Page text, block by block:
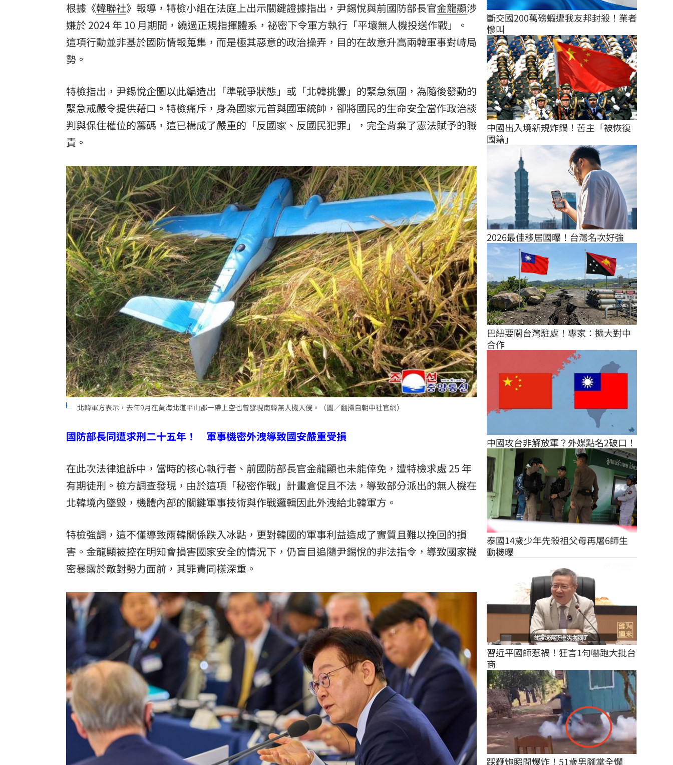
根據《韓聯社》報導，特檢小組在法庭上出示關鍵證據指出，尹錫悅與前國防部長官金龍顯涉
嫌於 2024 年 10 月期間，繞過正規指揮體系，祕密下令軍方執行「平壤無人機投送作戰」。
這項行動並非基於國防情報蒐集，而是極其惡意的政治操弄，目的在故意升高兩韓軍事對峙局
勢。
特檢指出，尹錫悅企圖以此編造出「準戰爭狀態」或「北韓挑釁」的緊急氛圍，為隨後發動的
緊急戒嚴令提供藉口。特檢痛斥，身為國家元首與國軍統帥，卻將國民的生命安全當作政治談
判與保住權位的籌碼，這已構成了嚴重的「反國家、反國民犯罪」，完全背棄了憲法賦予的職
責。
北韓軍方表示，去年9月在黃海北道平山郡一帶上空也曾發現南韓無人機入侵。（圖／翻攝自朝中社官網）
國防部長同遭求刑二十五年！ 軍事機密外洩導致國安嚴重受損
在此次法律追訴中，當時的核心執行者、前國防部長官金龍顯也未能倖免，遭特檢求處 25 年
有期徒刑。檢方調查發現，由於這項「秘密作戰」計畫倉促且不法，導致部分派出的無人機在
北韓境內墜毀，機體內部的關鍵軍事技術與作戰邏輯因此外洩給北韓軍方。
特檢強調，這不僅導致兩韓關係跌入冰點，更對韓國的軍事利益造成了實質且難以挽回的損
害。金龍顯被控在明知會損害國家安全的情況下，仍盲目追隨尹錫悅的非法指令，導致國家機
密暴露於敵對勢力面前，其罪責同樣深重。
斷交國200萬磅蝦遭我友邦封殺！業者
慘叫
中國出入境新規炸鍋！苦主「被恢復
國籍」
2026最佳移居國曝！台灣名次好強
巴紐要關台灣駐處！專家：擴大對中
合作
中國攻台非解放軍？外媒點名2破口！
泰國14歲少年先殺祖父母再屠6師生
動機曝
習近平國師惹禍！狂言1句嚇跑大批台
商
踩鞭炮瞬間爆炸！51歲男腳掌全爛